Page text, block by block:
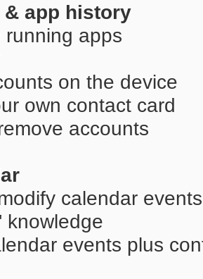
& app history
running apps
on the device
own contact card
accounts
calendar
knowledge
events plus